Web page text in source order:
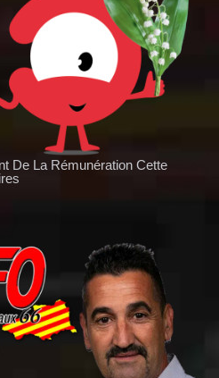
De La Rémunération Cette